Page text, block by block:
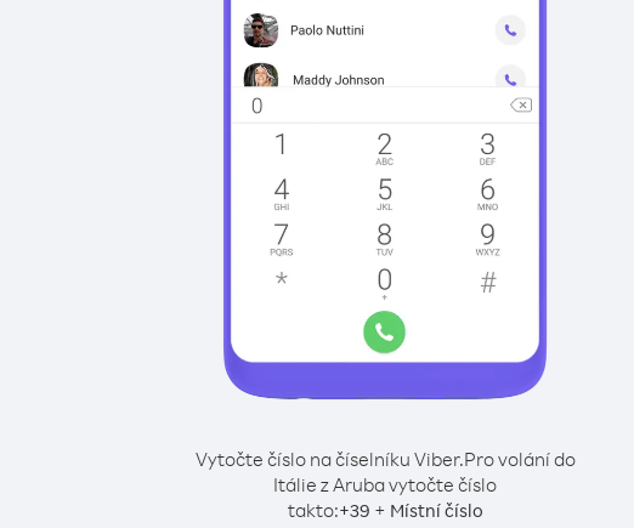
Vytočte číslo na číselníku Viber.Pro volání do
Itálie z Aruba vytočte číslo
takto:+39 + Místní číslo